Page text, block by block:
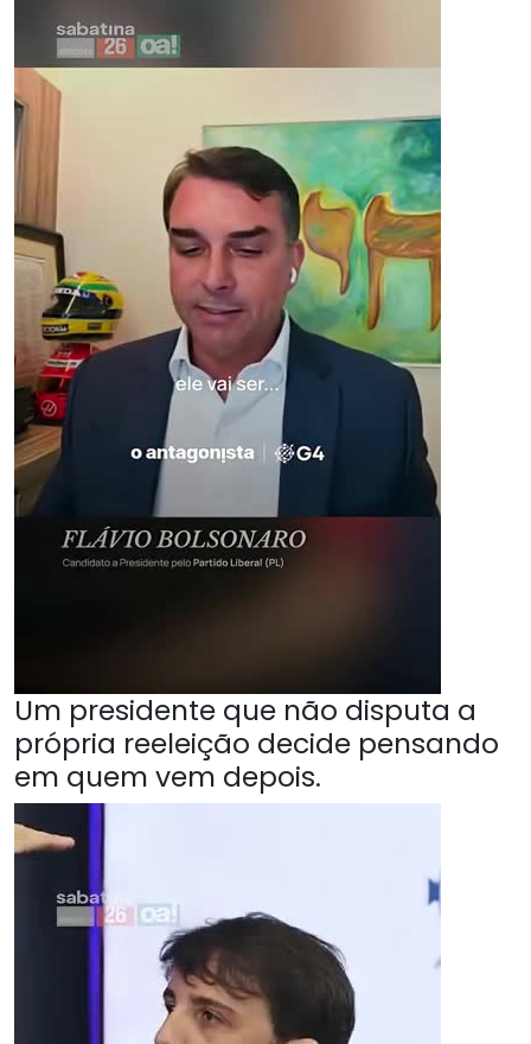
Um presidente que não disputa a
própria reeleição decide pensando
em quem vem depois.